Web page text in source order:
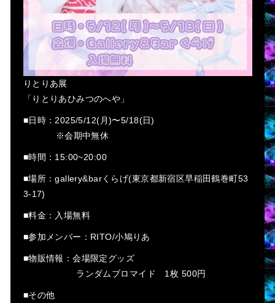
りとりあ展
「りとりあひみつのへや」
■日時：2025/5/12(月)〜5/18(日)
※会期中無休
■時間：15:00~20:00
■場所：gallery&barくらげ(東京都新宿区早稲田鶴巻町53
3-17)
■料金：入場無料
■参加メンバー：RITO/小鳩りあ
■物販情報：会場限定グッズ
ランダムブロマイド 1枚 500円
■その他